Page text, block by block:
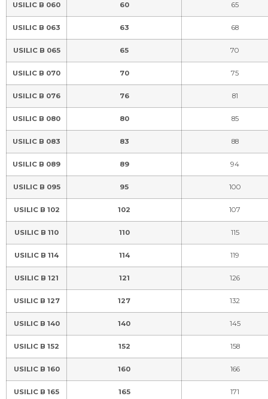
USILIC B 060 60 65
USILIC B 063 63 68
USILIC B 065 65 70
USILIC B 070 70 75
USILIC B 076 76 81
USILIC B 080 80 85
USILIC B 083 83 88
USILIC B 089 89 94
USILIC B 095 95 100
USILIC B 102 102 107
USILIC B 110 110 115
USILIC B 114 114 119
USILIC B 121 121 126
USILIC B 127 127 132
USILIC B 140 140 145
USILIC B 152 152 158
USILIC B 160 160 166
USILIC B 165 165 171